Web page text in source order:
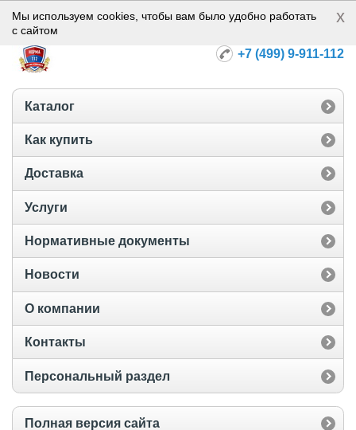
Норма-112
+7 (499) 9-911-112
Каталог
Как купить
Доставка
Услуги
Нормативные документы
Новости
О компании
Контакты
Персональный раздел
Полная версия сайта
Мы используем cookies, чтобы вам было удобно работать
с сайтом
x